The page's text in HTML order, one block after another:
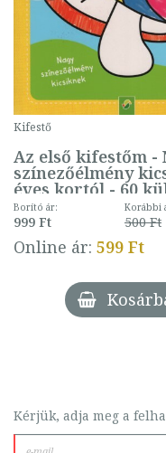
Kifestő
Az első kifestőm -
színezőélmény
éves kortól - 60
mintával (gombás)
Borító ár:
999 Ft
Korábbi
500 Ft
Online ár: 599 Ft
Kérjük, adja meg a